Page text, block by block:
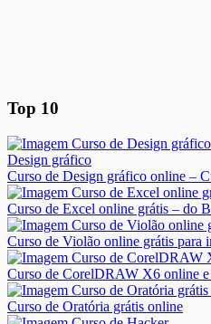
Top 10
Curso de Design gráfico online –
Curso de Excel online grátis – do
Curso de Violão online grátis para
Curso de CorelDRAW X6 online e
Curso de Oratória grátis online